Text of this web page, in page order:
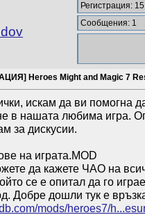
Регистрация:
Сообщения: 1
Heroes Might and Magic 7
искам да ви помогна
в нашата любима игра.
за дискусии.
на играта.MOD
да кажете ЧАО на
се е опитал да го
Добре дошли тук е
mods/heroes7/